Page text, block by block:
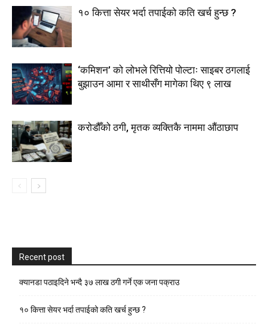
१० कित्ता सेयर भर्दा तपाईको कति खर्च हुन्छ ?
‘कमिशन’ को लोभले रित्तियो पोल्टाः साइबर ठगलाई
बुझाउन आमा र साथीसँग मागेका थिए ९ लाख
करोडौँको ठगी, मृतक व्यक्तिकै नाममा औंठाछाप
Recent post
क्यानडा पठाइदिने भन्दै ३७ लाख ठगी गर्ने एक जना पक्राउ
१० कित्ता सेयर भर्दा तपाईको कति खर्च हुन्छ ?